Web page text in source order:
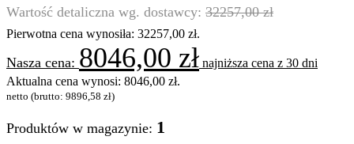
32257,00zł
Pierwotna cena wynosiła: 32257,00 zł.
8046,00 zł najniższa cena z 30 dni
Aktualna cena wynosi: 8046,00 zł.
netto (brutto: 9896,58 zł)
Produktów w magazynie: 1